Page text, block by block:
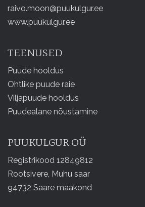
raivo.moon@puukulgur.ee
www.puukulgur.ee
TEENUSED
Puude hooldus
Ohtlike puude raie
Viljapuude hooldus
Puudealane nõustamine
PUUKULGUR OÜ
Registrikood 12849812
Rootsivere, Muhu saar
94732 Saare maakond